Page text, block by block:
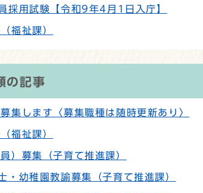
採用試験【令和9年4月1日入庁】
福祉課）
の記事
集します〈募集職種は随時更新あり〉
福祉課）
）募集（子育て推進課）
・幼稚園教諭募集（子育て推進課）